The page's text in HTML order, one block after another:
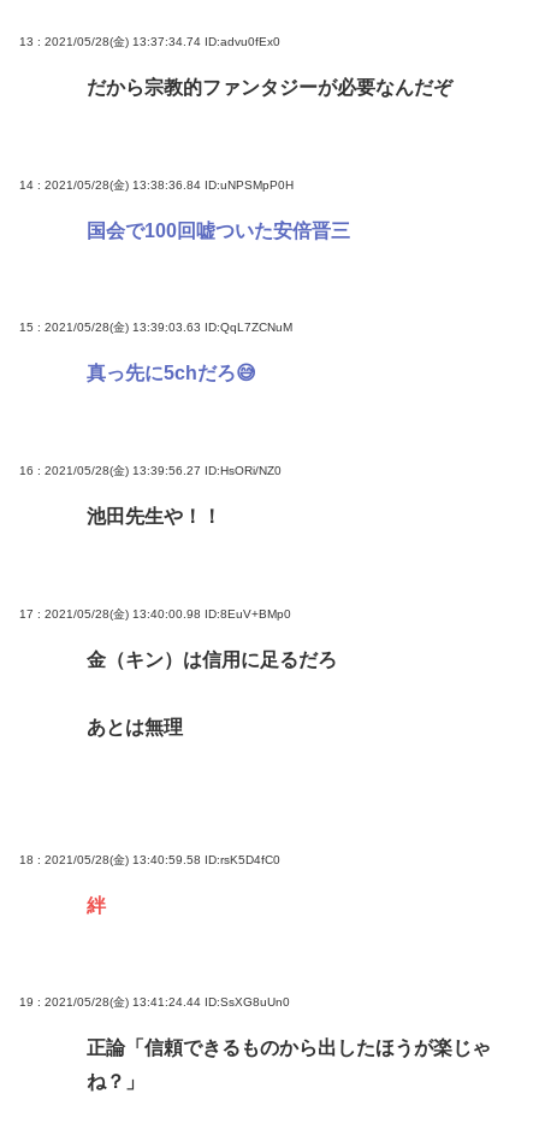
13 : 2021/05/28(金) 13:37:34.74 ID:advu0fEx0
だから宗教的ファンタジーが必要なんだぞ
14 : 2021/05/28(金) 13:38:36.84 ID:uNPSMpP0H
国会で100回嘘ついた安倍晋三
15 : 2021/05/28(金) 13:39:03.63 ID:QqL7ZCNuM
真っ先に5chだろ😅
16 : 2021/05/28(金) 13:39:56.27 ID:HsORi/NZ0
池田先生や！！
17 : 2021/05/28(金) 13:40:00.98 ID:8EuV+BMp0
金（キン）は信用に足るだろ
あとは無理
18 : 2021/05/28(金) 13:40:59.58 ID:rsK5D4fC0
絆
19 : 2021/05/28(金) 13:41:24.44 ID:SsXG8uUn0
正論「信頼できるものから出したほうが楽じゃ
ね？」